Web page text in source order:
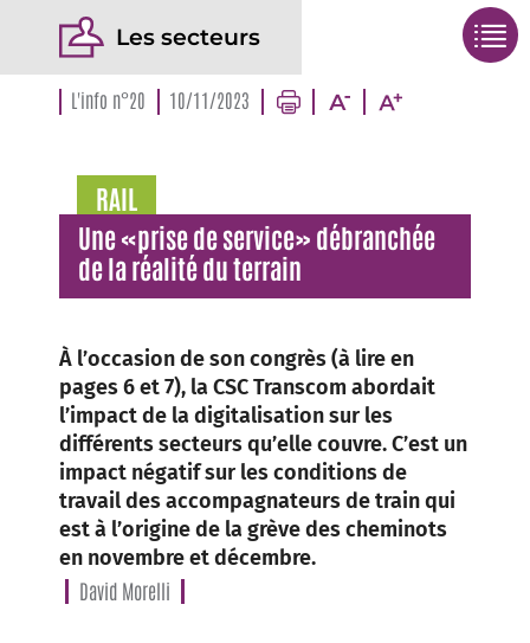
Les secteurs
L'info n°20 10/11/2023
RAIL
Une «prise de service» débranchée
de la réalité du terrain
À l’occasion de son congrès (à lire en
pages 6 et 7), la CSC Transcom abordait
l’impact de la digitalisation sur les
différents secteurs qu’elle couvre. C’est un
impact négatif sur les conditions de
travail des accompagnateurs de train qui
est à l’origine de la grève des cheminots
en novembre et décembre.
David Morelli